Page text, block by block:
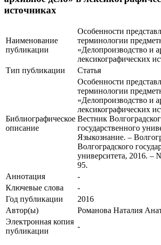
источниках
Наименование
публикации
Особенности
терминологии
«Делопроизводство и
лексикографических
Тип публикации
Статья
Библиографическое
описание
Особенности
терминологии
«Делопроизводство и
лексикографических
Вестник
государственного
Языкознание. –
Волгоградского
университета, 2016. –
95.
Аннотация
-
Ключевые cлова
-
Год публикации
2016
Автор(ы)
Романова Наталия
Электронная копия
публикации
-